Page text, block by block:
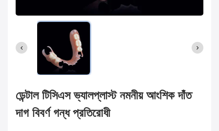
ডেন্টাল টিসিএস ভ্যালপ্লাস্ট নমনীয় আংশিক দাঁত
দাগ বিবর্ণ গন্ধ প্রতিরোধী